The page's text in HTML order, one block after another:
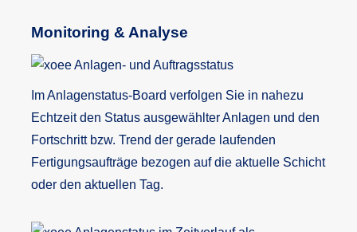
Monitoring & Analyse
Im Anlagenstatus-Board verfolgen Sie in nahezu
Echtzeit den Status ausgewählter Anlagen und den
Fortschritt bzw. Trend der gerade laufenden
Fertigungsaufträge bezogen auf die aktuelle Schicht
oder den aktuellen Tag.